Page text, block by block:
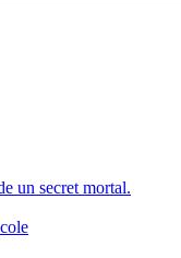
un secret mortal.